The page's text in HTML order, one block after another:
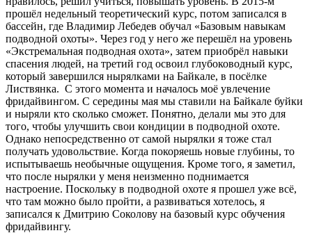
прошёл недельный теоретический курс, потом записался в
бассейн, где Владимир Лебедев обучал «Базовым навыкам
подводной охоты». Через год у него же перешёл на уровень
«Экстремальная подводная охота», затем приобрёл навыки
спасения людей, на третий год освоил глубоководный курс,
который завершился нырялками на Байкале, в посёлке
Листвянка. С этого момента и началось моё увлечение
фридайвингом. С середины мая мы ставили на Байкале буйки
и ныряли кто сколько сможет. Понятно, делали мы это для
того, чтобы улучшить свои кондиции в подводной охоте.
Однако непосредственно от самой нырялки я тоже стал
получать удовольствие. Когда покоряешь новые глубины, то
испытываешь необычные ощущения. Кроме того, я заметил,
что после нырялки у меня неизменно поднимается
настроение. Поскольку в подводной охоте я прошел уже всё,
что там можно было пройти, а развиваться хотелось, я
записался к Дмитрию Соколову на базовый курс обучения
фридайвингу.